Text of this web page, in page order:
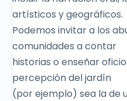
artísticos y geográficos.
Podemos invitar a los
comunidades a contar
historias o enseñar
percepción del jardín
(por ejemplo) sea la de